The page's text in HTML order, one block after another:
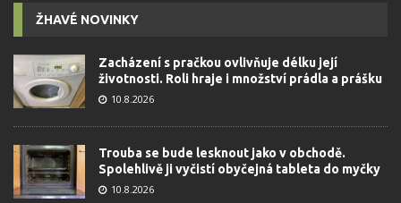
ŽHAVÉ NOVINKY
Zacházení s pračkou ovlivňuje délku její
životnosti. Roli hraje i množství prádla a prášku
10.8.2026
Trouba se bude lesknout jako v obchodě.
Spolehlivě ji vyčistí obyčejná tableta do myčky
10.8.2026